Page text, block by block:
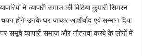
ने व्यापारी समाज की बिटिया कुमारी सिमरन
चयन होने उनके घर जाकर आशीर्वाद एवं सम्मान दिया
समूचे व्यापारी समाज और नौतनवां कस्बे के लोगों में